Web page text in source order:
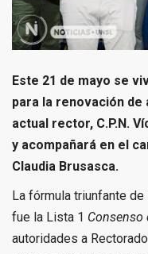
Este 21 de mayo se
para la renovación
actual rector, C.P.N.
y acompañará en el
Claudia Brusasca.
La fórmula triunfante
fue la Lista 1 Consenso
autoridades a